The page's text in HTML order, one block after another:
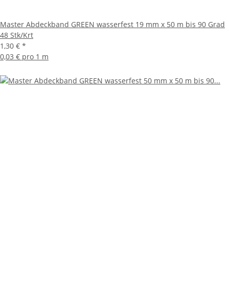
Master Abdeckband GREEN wasserfest 19 mm x 50 m bis 90 Grad
48 Stk/Krt
1,30 € *
0,03 € pro 1 m